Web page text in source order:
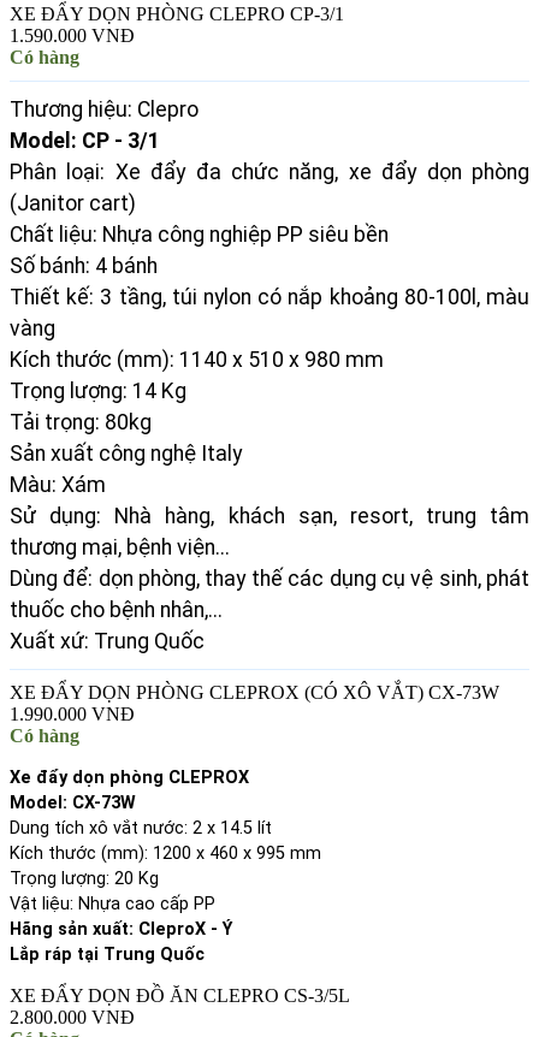
XE ĐẨY DỌN PHÒNG CLEPRO CP-3/1
1.590.000 VNĐ
Có hàng
Thương hiệu: Clepro
Model: CP - 3/1
Phân loại: Xe đẩy đa chức năng, xe đẩy dọn phòng
(Janitor cart)
Chất liệu: Nhựa công nghiệp PP siêu bền
Số bánh: 4 bánh
Thiết kế: 3 tầng, túi nylon có nắp khoảng 80-100l, màu
vàng
Kích thước (mm): 1140 x 510 x 980 mm
Trọng lượng: 14 Kg
Tải trọng: 80kg
Sản xuất công nghệ Italy
Màu: Xám
Sử dụng: Nhà hàng, khách sạn, resort, trung tâm
thương mại, bệnh viện...
Dùng để: dọn phòng, thay thế các dụng cụ vệ sinh, phát
thuốc cho bệnh nhân,...
Xuất xứ: Trung Quốc
XE ĐẨY DỌN PHÒNG CLEPROX (CÓ XÔ VẮT) CX-73W
1.990.000 VNĐ
Có hàng
Xe đẩy dọn phòng CLEPROX
Model: CX-73W
Dung tích xô vắt nước: 2 x 14.5 lít
Kích thước (mm): 1200 x 460 x 995 mm
Trọng lượng: 20 Kg
Vật liệu: Nhựa cao cấp PP
Hãng sản xuất: CleproX - Ý
Lắp ráp tại Trung Quốc
XE ĐẨY DỌN ĐỒ ĂN CLEPRO CS-3/5L
2.800.000 VNĐ